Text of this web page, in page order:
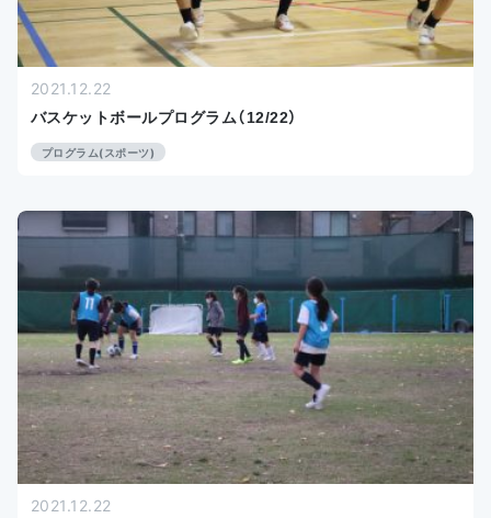
2021.12.22
バスケットボールプログラム（12/22）
プログラム(スポーツ)
2021.12.22